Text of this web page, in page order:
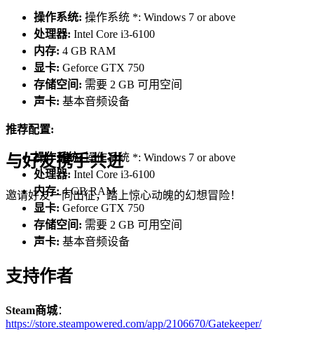
与好友携手共进
邀请好友一同出征，踏上惊心动魄的幻想冒险！
操作系统: 操作系统 *: Windows 7 or above
处理器: Intel Core i3-6100
内存: 4 GB RAM
显卡: Geforce GTX 750
存储空间: 需要 2 GB 可用空间
声卡: 基本音频设备
推荐配置:
操作系统:操作系统 *: Windows 7 or above
处理器: Intel Core i3-6100
内存: 4 GB RAM
显卡: Geforce GTX 750
存储空间: 需要 2 GB 可用空间
声卡: 基本音频设备
支持作者
Steam商城：
https://store.steampowered.com/app/2106670/Gatekeeper/